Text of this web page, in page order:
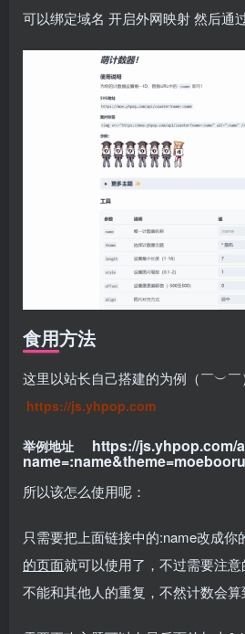
可以绑定域名 开启外网映射 然后通
食用方法
这里以站长自己搭建的为例（￣︶
https://js.yhpop.com
举例地址 https://js.yhpop.com/
name=:name&theme=moebooru
所以该怎么使用呢：
只需要把上面链接中的:name改成你
的页面就可以使用了，不过需要注
不能和其他人的重复，不然计数会